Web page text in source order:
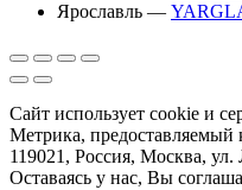
Ярославль —
Сайт использует cookie и
Метрика,
119021, Россия, Москва, ул.
Оставаясь у нас, Вы